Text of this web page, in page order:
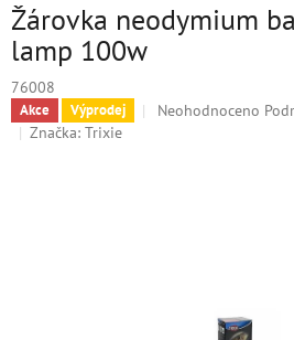
Žárovka neodymium
lamp 100w
76008
Akce Výprodej
Průměrné
Neohodnoceno
Značka: Trixie